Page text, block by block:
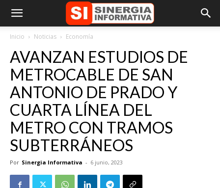
Inicio Noticias Economía
AVANZAN ESTUDIOS DE
METROCABLE DE SAN
ANTONIO DE PRADO Y
CUARTA LÍNEA DEL
METRO CON TRAMOS
SUBTERRÁNEOS
Por Sinergia Informativa - 6 junio, 2023